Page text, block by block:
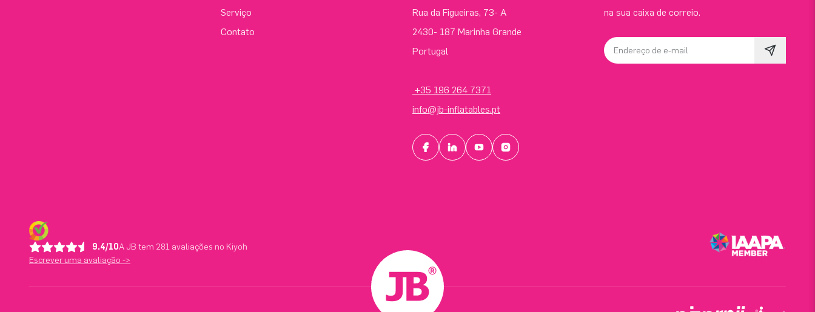
Serviço
Contato
Rua da Figueiras, 73- A
2430- 187 Marinha Grande
Portugal
+35 196 264 7371
info@jb-inflatables.pt
na sua caixa de correio.
Endereço de e-mail
9.4/10A JB tem 281 avaliações no Kiyoh
Escrever uma avaliação ->